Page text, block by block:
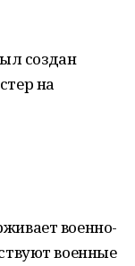
создан
на
военно-
военные